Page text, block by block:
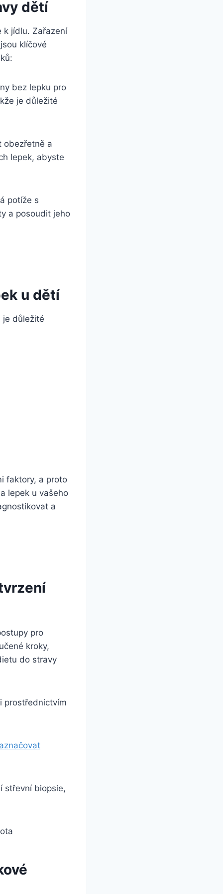
dětí
k jídlu. Zařazení
klíčové
bez lepku pro
je důležité
obezřetně a
lepek, abyste
potíže s
a posoudit jeho
u dětí
je důležité
faktory, a proto
lepek u vašeho
a
pro
kroky,
do stravy
prostřednictvím
střevní biopsie,